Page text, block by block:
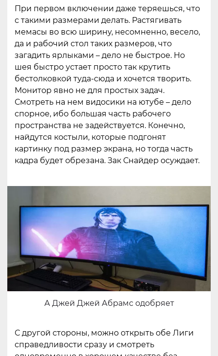
При первом включении даже теряешься, что
с такими размерами делать. Растягивать
мемасы во всю ширину, несомненно, весело,
да и рабочий стол таких размеров, что
загадить ярлыками – дело не быстрое. Но
шея быстро устает просто так крутить
бестолковкой туда-сюда и хочется творить.
Монитор явно не для простых задач.
Смотреть на нем видосики на ютубе – дело
спорное, ибо большая часть рабочего
пространства не задействуется. Конечно,
найдутся костыли, которые подгонят
картинку под размер экрана, но тогда часть
кадра будет обрезана. Зак Снайдер осуждает.
А Джей Джей Абрамс одобряет
С другой стороны, можно открыть обе Лиги
справедливости сразу и смотреть